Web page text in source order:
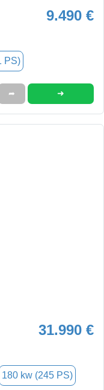
9.490 €
PS)
➦ ➜
31.990 €
180 kw (245 PS)